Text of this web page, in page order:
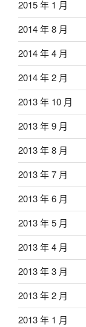
2015 年 1 月
2014 年 8 月
2014 年 4 月
2014 年 2 月
2013 年 10 月
2013 年 9 月
2013 年 8 月
2013 年 7 月
2013 年 6 月
2013 年 5 月
2013 年 4 月
2013 年 3 月
2013 年 2 月
2013 年 1 月